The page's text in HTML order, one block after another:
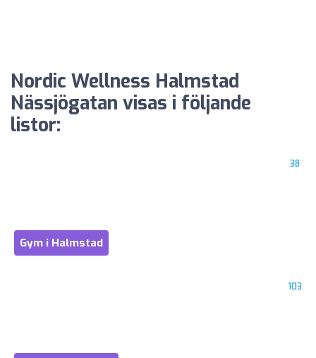
Nordic Wellness Halmstad
Nässjögatan visas i följande
listor:
38
Gym i Halmstad
103